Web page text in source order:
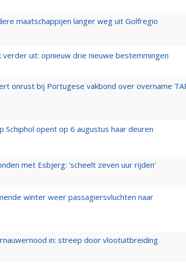
maatschappijen langer weg uit Golfregio
uit: opnieuw drie nieuwe bestemmingen
onrust bij Portugese vakbond over overname
Schiphol opent op 6 augustus haar deuren
met Esbjerg: 'scheelt zeven uur rijden'
winter weer passagiersvluchten naar
in: streep door vlootuitbreiding